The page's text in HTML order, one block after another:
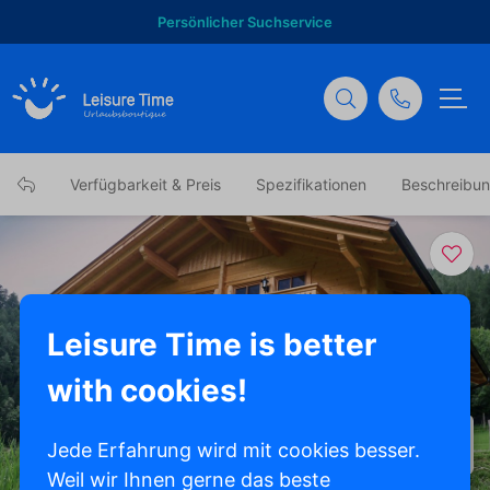
Persönlicher Suchservice
Verfügbarkeit & Preis Spezifikationen
Alle Fotos anzeigen
Leisure Time is better
with cookies!
Jede Erfahrung wird mit cookies besser.
Weil wir Ihnen gerne das beste